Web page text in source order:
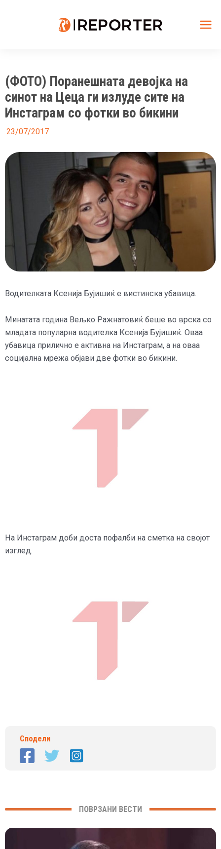
(ФОТО) Поранешната девојка на
синот на Цеца ги излуде сите на
Инстаграм со фотки во бикини
23/07/2017
Водителката Ксенија Бујишиќ е вистинска убавица.
Минатата година Вељко Ражнатовиќ беше во врска со
младата популарна водителка Ксенија Бујишиќ. Оваа
убавица прилично е активна на Инстаграм, а на оваа
социјална мрежа објави две фотки во бикини.
На Инстаграм доби доста пофалби на сметка на својот
изглед.
Сподели
ПОВРЗАНИ ВЕСТИ